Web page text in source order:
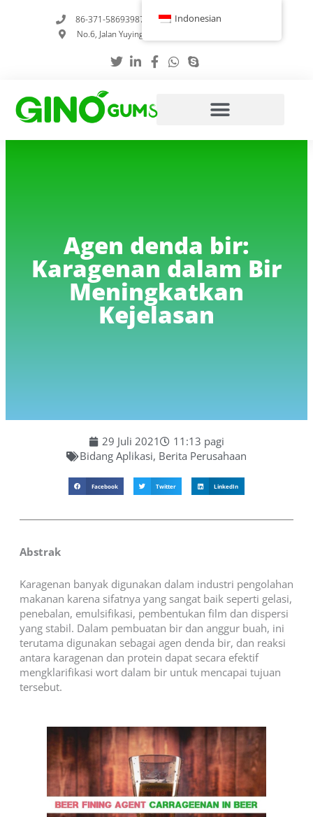
86-371-58693987
info@gumstabilizer.com
No.6, Jalan Yuying, Zhengzhou, Henan, Tiongkok
Agen denda bir:
Karagenan dalam Bir
Meningkatkan
Kejelasan
29 Juli 2021
11:13 pagi
Bidang Aplikasi, Berita Perusahaan
Facebook Twitter LinkedIn
Abstrak
Karagenan banyak digunakan dalam industri pengolahan
makanan karena sifatnya yang sangat baik seperti gelasi,
penebalan, emulsifikasi, pembentukan film dan dispersi
yang stabil. Dalam pembuatan bir dan anggur buah, ini
terutama digunakan sebagai agen denda bir, dan reaksi
antara karagenan dan protein dapat secara efektif
mengklarifikasi wort dalam bir untuk mencapai tujuan
tersebut.
Indonesian